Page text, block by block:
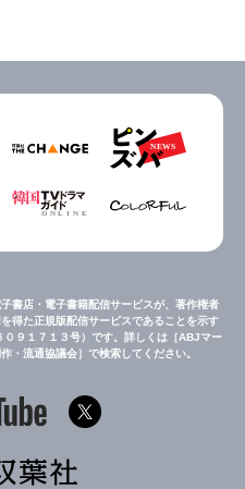
書店・電子書籍配信サービスが、著作権者
得た正規版配信サービスであることを示す
０９１７１３号）です。詳しくは［ABJマー
・流通協議会］で検索してください。